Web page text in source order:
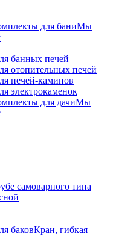
для баниМы
банных печей
отопительных печей
печей-каминов
электрокаменок
для дачиМы
самоварного типа
баковКран, гибкая